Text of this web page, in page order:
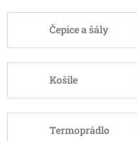
Čepice a šály
Košile
Termoprádlo